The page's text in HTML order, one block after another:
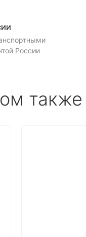
России